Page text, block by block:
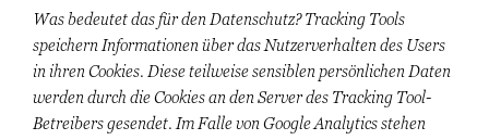
Was bedeutet das für den Datenschutz? Tracking Tools
speichern Informationen über das Nutzerverhalten des Users
in ihren Cookies. Diese teilweise sensiblen persönlichen Daten
werden durch die Cookies an den Server des Tracking Tool-
Betreibers gesendet. Im Falle von Google Analytics stehen